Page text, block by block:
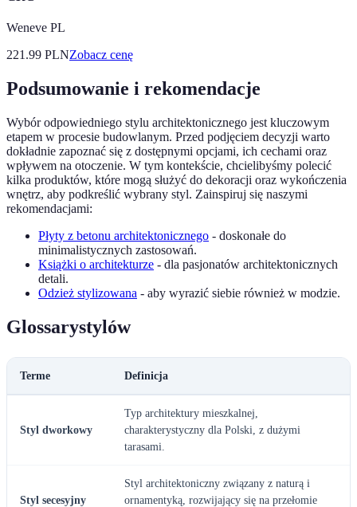
Weneve PL
221.99 PLNZobacz cenę
Podsumowanie i rekomendacje
Wybór odpowiedniego stylu architektonicznego jest kluczowym
etapem w procesie budowlanym. Przed podjęciem decyzji warto
dokładnie zapoznać się z dostępnymi opcjami, ich cechami oraz
wpływem na otoczenie. W tym kontekście, chcielibyśmy polecić
kilka produktów, które mogą służyć do dekoracji oraz wykończenia
wnętrz, aby podkreślić wybrany styl. Zainspiruj się naszymi
rekomendacjami:
Płyty z betonu architektonicznego - doskonałe do
minimalistycznych zastosowań.
Książki o architekturze - dla pasjonatów architektonicznych
detali.
Odzież stylizowana - aby wyrazić siebie również w modzie.
Glossarystylów
Terme Definicja
Styl dworkowy
Typ architektury mieszkalnej,
charakterystyczny dla Polski, z dużymi
tarasami.
Styl secesyjny
Styl architektoniczny związany z naturą i
ornamentyką, rozwijający się na przełomie